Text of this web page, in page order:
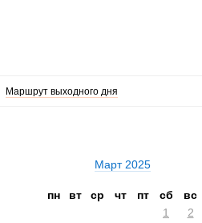
Маршрут выходного дня
Март 2025
пн вт ср чт пт сб
вс
1
2